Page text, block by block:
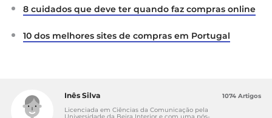
8 cuidados que deve ter quando faz compras online
10 dos melhores sites de compras em Portugal
Inês Silva
Licenciada em Ciências da Comunicação pela
Universidade da Beira Interior e com uma pós-
1074 Artigos